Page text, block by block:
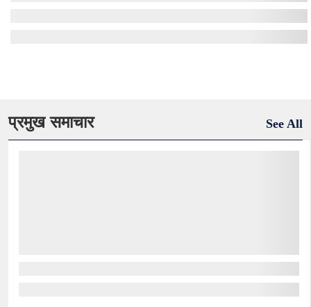
प्रमुख समाचार See All